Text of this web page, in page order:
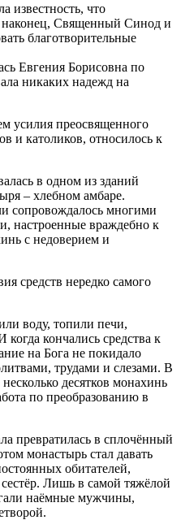
известность, что
наконец, Священный Синод и
благотворительные
Евгения Борисовна по
никаких надежд на
усилия преосвященного
и католиков, относилось к
в одном из зданий
– хлебном амбаре.
сопровождалось многими
настроенные враждебно к
с недоверием и
средств нередко самого
воду, топили печи,
кончались средства к
на Бога не покидало
трудами и слезами. В
десятков монахинь
по преобразованию в
превратилась в сплочённый
монастырь стал давать
обитателей,
Лишь в самой тяжёлой
наёмные мужчины,